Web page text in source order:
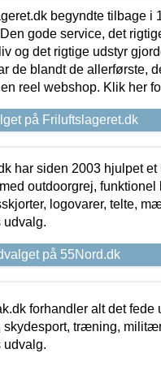
begyndte tilbage i
gode service, det
og det rigtige udstyr
de blandt de allerførste,
reel webshop. Klik her
på Friluftslageret.dk
har siden 2003 hjulpet
outdoorgrej,
logovarer, telte,
udvalg.
på 55Nord.dk
forhandler alt det fede
skydesport, træning,
udvalg.